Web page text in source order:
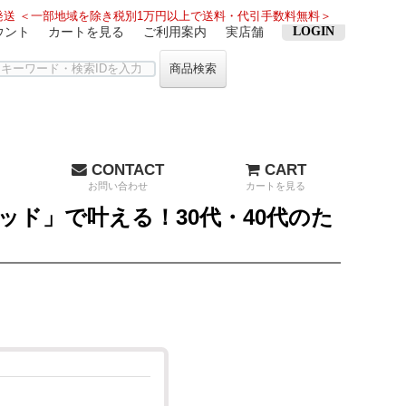
＜一部地域を除き税別1万円以上で送料・代引手数料無料＞
ント カートを見る ご利用案内 実店舗 LOGIN
商品検索
CONTACT
お問い合わせ
CART
カートを見る
ド」で叶える！30代・40代のた